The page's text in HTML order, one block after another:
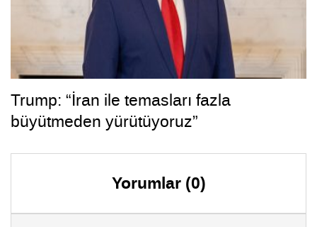
Trump: “İran ile temasları fazla
büyütmeden yürütüyoruz”
Yorumlar (0)